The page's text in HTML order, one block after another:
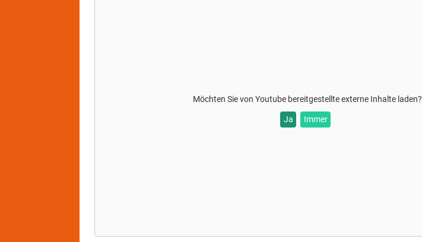
Möchten Sie vonYoutube bereitgestellte externe Inhalte laden?
Ja Immer